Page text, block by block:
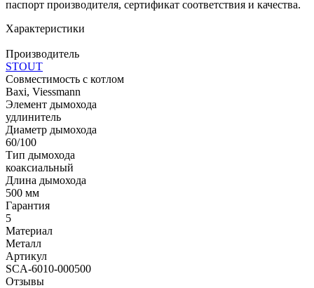
паспорт производителя, сертификат соответствия и качества.
Характеристики
Производитель
STOUT
Совместимость с котлом
Baxi, Viessmann
Элемент дымохода
удлинитель
Диаметр дымохода
60/100
Тип дымохода
коаксиальный
Длина дымохода
500 мм
Гарантия
5
Материал
Металл
Артикул
SCA-6010-000500
Отзывы